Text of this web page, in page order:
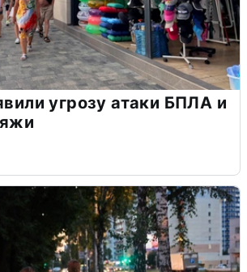
угрозу атаки БПЛА и